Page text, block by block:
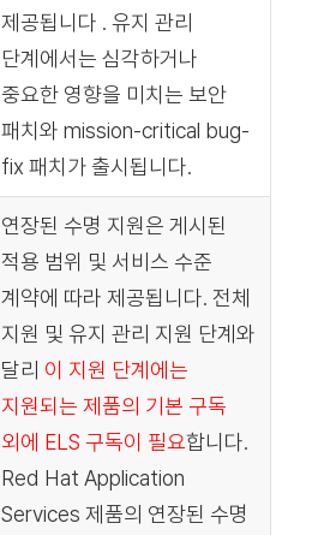
제공됩니다 . 유지 관리
단계에서는 심각하거나
중요한 영향을 미치는 보안
패치와 mission-critical bug-
fix 패치가 출시됩니다.
연장된 수명 지원은 게시된
적용 범위 및 서비스 수준
계약에 따라 제공됩니다. 전체
지원 및 유지 관리 지원 단계와
달리 이 지원 단계에는
지원되는 제품의 기본 구독
외에 ELS 구독이 필요합니다.
Red Hat Application
Services 제품의 연장된 수명